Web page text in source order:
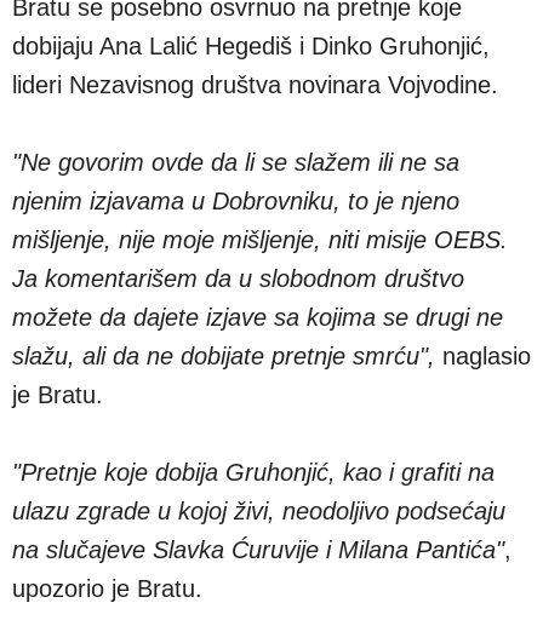
Bratu se posebno osvrnuo na pretnje koje
dobijaju Ana Lalić Hegediš i Dinko Gruhonjić,
lideri Nezavisnog društva novinara Vojvodine.
"Ne govorim ovde da li se slažem ili ne sa
njenim izjavama u Dobrovniku, to je njeno
mišljenje, nije moje mišljenje, niti misije OEBS.
Ja komentarišem da u slobodnom društvo
možete da dajete izjave sa kojima se drugi ne
slažu, ali da ne dobijate pretnje smrću", naglasio
je Bratu.
"Pretnje koje dobija Gruhonjić, kao i grafiti na
ulazu zgrade u kojoj živi, neodoljivo podsećaju
na slučajeve Slavka Ćuruvije i Milana Pantića",
upozorio je Bratu.